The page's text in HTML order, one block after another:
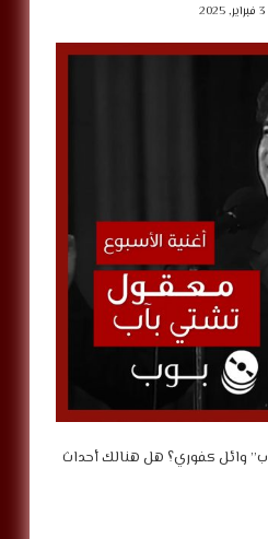
3 فبراير, 2025
وائل كفوري؟ هل هنالك أحداث